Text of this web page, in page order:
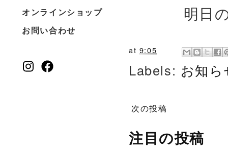
オンラインショップ
お問い合わせ
明日
at 9:05
Labels: お知ら
次の投稿
注目の投稿